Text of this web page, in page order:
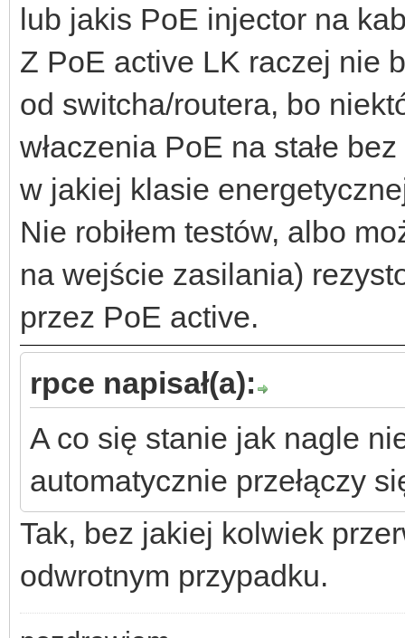
lub jakis PoE injector na
Z PoE active LK raczej nie
od switcha/routera, bo
właczenia PoE na stałe
w jakiej klasie
Nie robiłem testów, albo
na wejście zasilania)
przez PoE active.
rpce napisał(a):
A co się stanie jak nagle
automatycznie przełączy
Tak, bez jakiej kolwiek
odwrotnym przypadku.